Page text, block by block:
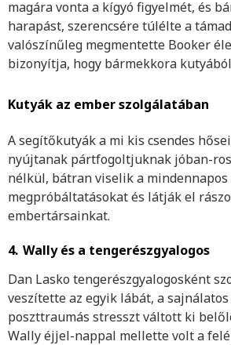
magára vonta a kígyó figyelmét, és
harapást, szerencsére túlélte a
valószínűleg megmentette Booker
bizonyítja, hogy bármekkora
Kutyák az ember szolgálatában
A segítőkutyák a mi kis csendes
nyújtanak pártfogoltjuknak jóban-
nélkül, bátran viselik a mindennapos
megpróbáltatásokat és látják el
embertársainkat.
4. Wally és a tengerészgyalogos
Dan Lasko tengerészgyalogosként
veszítette az egyik lábát, a
poszttraumás stresszt váltott ki
Wally éjjel-nappal mellette volt a